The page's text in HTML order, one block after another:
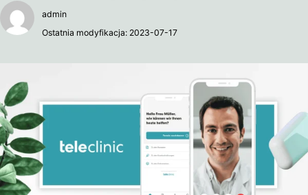
admin
Ostatnia modyfikacja: 2023-07-17